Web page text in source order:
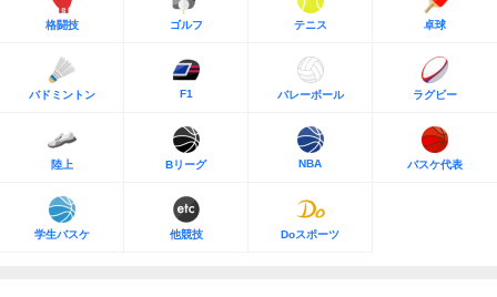
格闘技 ゴルフ テニス 卓球
バドミントン F1 バレーボール ラグビー
陸上 Bリーグ NBA バスケ代表
学生バスケ 他競技 Doスポーツ